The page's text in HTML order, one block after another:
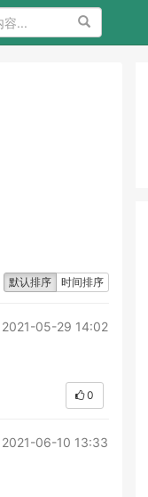
搜索
默认排序 时间排序
2021-05-29 14:02
0
2021-06-10 13:33